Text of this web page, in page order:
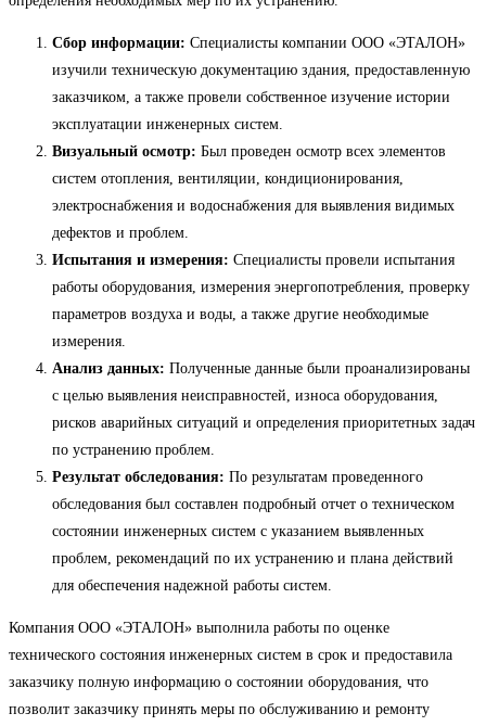
Сбор информации: Специалисты компании ООО «ЭТАЛОН»
изучили техническую документацию здания, предоставленную
заказчиком, а также провели собственное изучение истории
эксплуатации инженерных систем.
Визуальный осмотр: Был проведен осмотр всех элементов
систем отопления, вентиляции, кондиционирования,
электроснабжения и водоснабжения для выявления видимых
дефектов и проблем.
Испытания и измерения: Специалисты провели испытания
работы оборудования, измерения энергопотребления, проверку
параметров воздуха и воды, а также другие необходимые
измерения.
Анализ данных: Полученные данные были проанализированы
с целью выявления неисправностей, износа оборудования,
рисков аварийных ситуаций и определения приоритетных задач
по устранению проблем.
Результат обследования: По результатам проведенного
обследования был составлен подробный отчет о техническом
состоянии инженерных систем с указанием выявленных
проблем, рекомендаций по их устранению и плана действий
для обеспечения надежной работы систем.
Компания ООО «ЭТАЛОН» выполнила работы по оценке
технического состояния инженерных систем в срок и предоставила
заказчику полную информацию о состоянии оборудования, что
позволит заказчику принять меры по обслуживанию и ремонту